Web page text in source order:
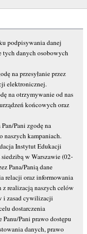
podpisywania danej
tych danych osobowych
na przesyłanie przez
elektronicznej.
na otrzymywanie od nas
końcowych oraz
Pani zgodę na
naszych kampaniach.
Instytut Edukacji
w Warszawie (02-
Pana/Panią dane
relacji oraz informowania
z realizacją naszych celów
i zasad cywilizacji
dostarczenia
Pani prawo dostępu
danych, prawo